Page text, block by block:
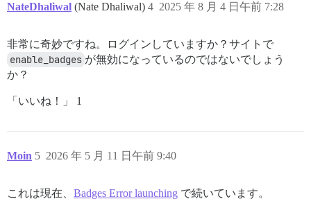
NateDhaliwal (Nate Dhaliwal) 2025 年 8 月 4 日午前 7:28
4
非常に奇妙ですね。ログインしていますか？サイトで
enable_badges が無効になっているのではないでしょう
か？
「いいね！」 1
Moin 2026 年 5 月 11 日午前 9:40
5
これは現在、 Badges Error launching で続いています。